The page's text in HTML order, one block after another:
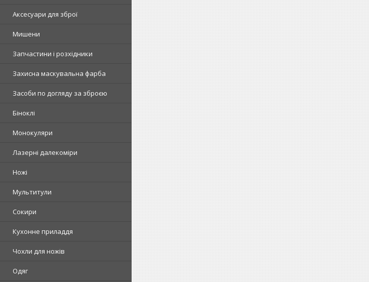
Аксесуари для зброї
Мишени
Запчастини і розхідники
Захисна маскувальна фарба
Засоби по догляду за зброєю
Біноклі
Монокуляри
Лазерні далекоміри
Ножі
Мультитули
Сокири
Кухонне приладдя
Чохли для ножів
Одяг